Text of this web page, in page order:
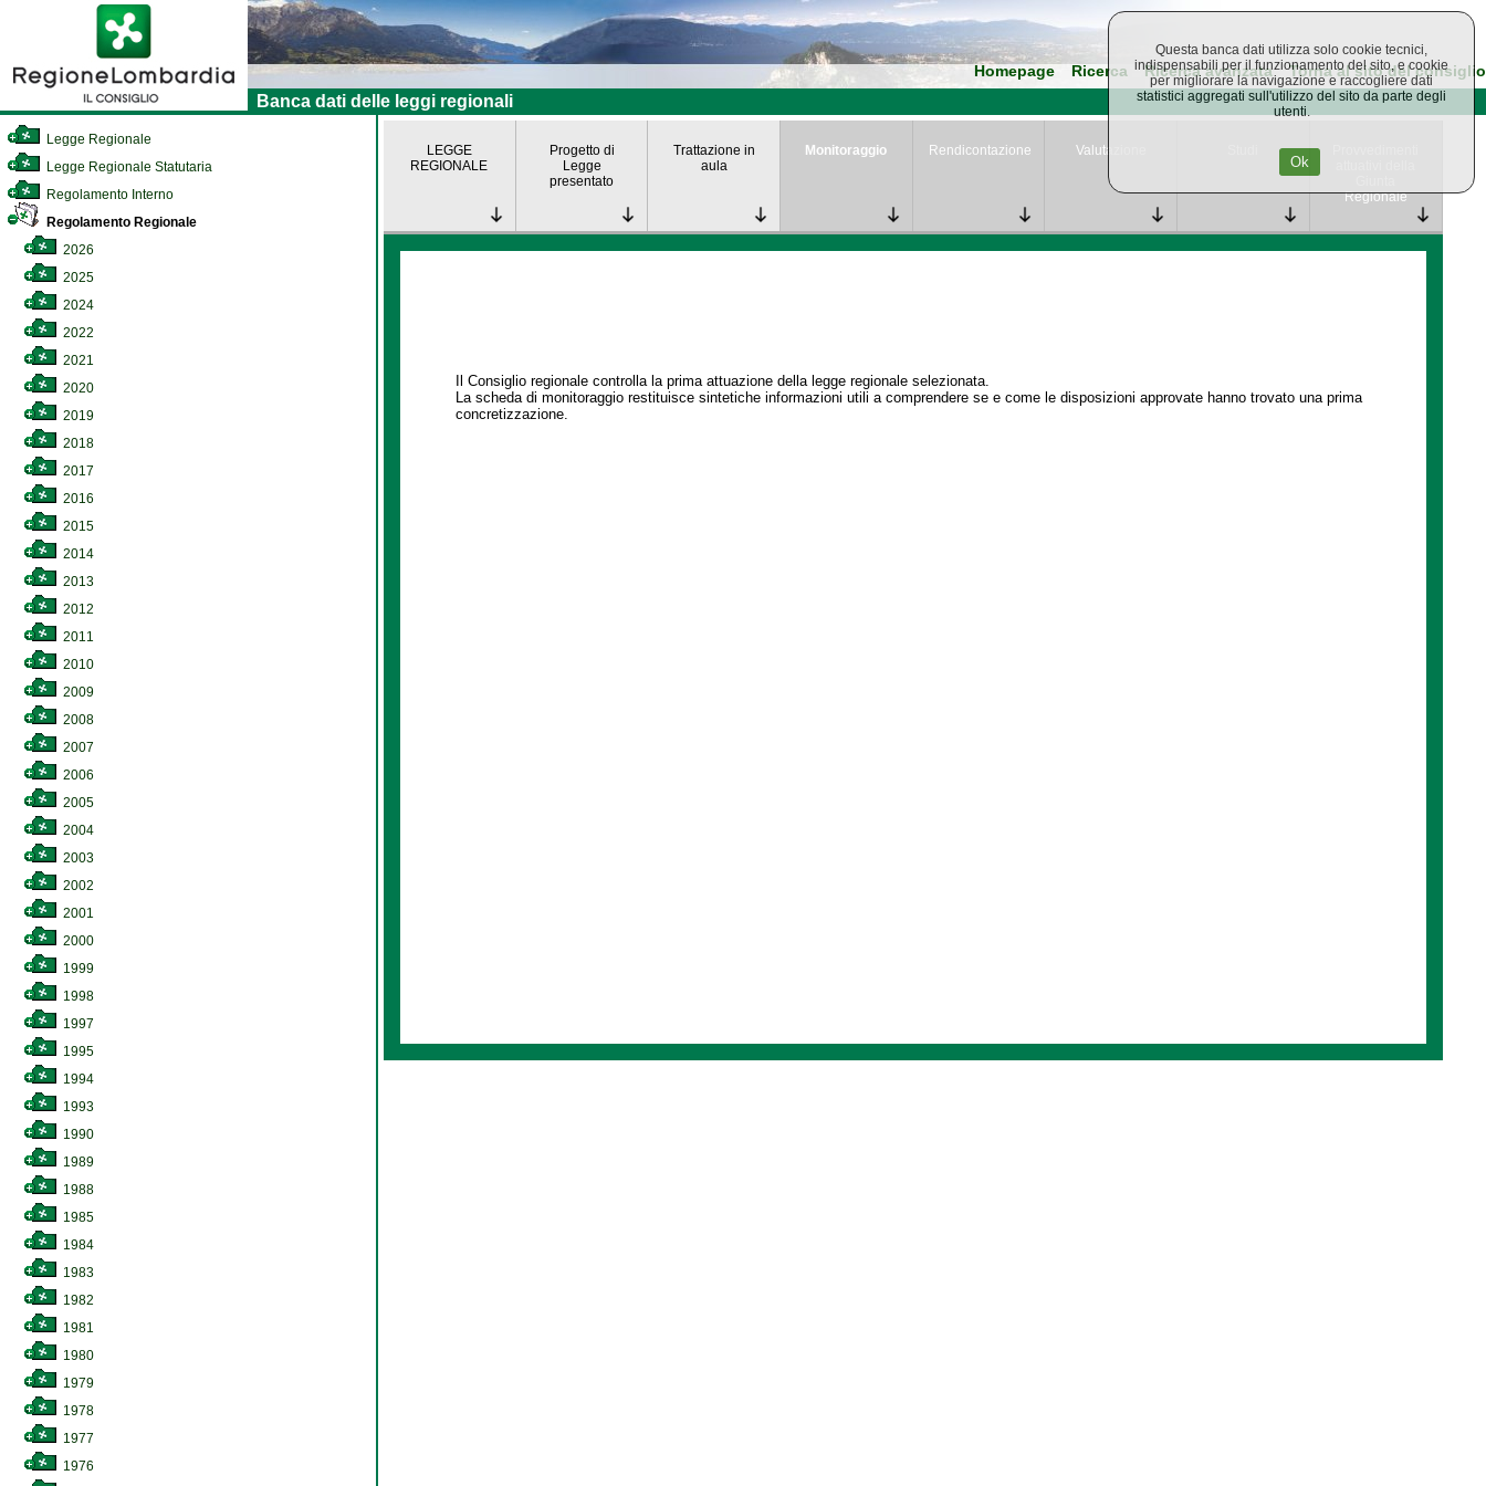
Homepage Ricerca Ricerca avanzata Torna al sito del consiglio
Banca dati delle leggi regionali
Legge Regionale
Legge Regionale Statutaria
Regolamento Interno
Regolamento Regionale
2026
2025
2024
2022
2021
2020
2019
2018
2017
2016
2015
2014
2013
2012
2011
2010
2009
2008
2007
2006
2005
2004
2003
2002
2001
2000
1999
1998
1997
1995
1994
1993
1990
1989
1988
1985
1984
1983
1982
1981
1980
1979
1978
1977
1976
LEGGE
REGIONALE
Progetto di
Legge
presentato
Trattazione in
aula
Monitoraggio Rendicontazione Valutazione
Regionale
Il Consiglio regionale controlla la prima attuazione della legge regionale selezionata.
La scheda di monitoraggio restituisce sintetiche informazioni utili a comprendere se e come le disposizioni approvate hanno trovato una prima
concretizzazione.
Questa banca dati utilizza solo cookie tecnici,
indispensabili per il funzionamento del sito, e cookie
per migliorare la navigazione e raccogliere dati
statistici aggregati sull'utilizzo del sito da parte degli
utenti.
Ok